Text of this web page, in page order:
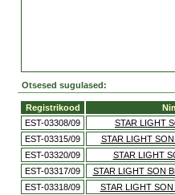
Otsesed sugulased:
Registrikood
EST-03308/09
STAR LIGHT
EST-03315/09
STAR LIGHT
EST-03320/09
STAR LIGHT
EST-03317/09
STAR LIGHT SON
EST-03318/09
STAR LIGHT